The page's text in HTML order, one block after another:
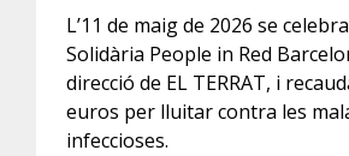
L’11 de maig de 2026 se
Solidària People in Red
direcció de EL TERRAT, i
euros per lluitar contra les
infeccioses.